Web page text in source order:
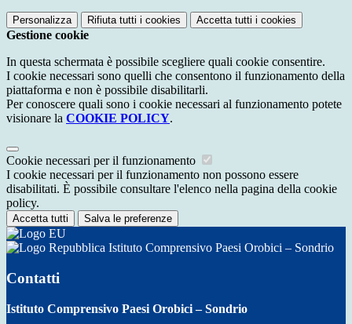
Personalizza Rifiuta tutti i cookies Accetta tutti i cookies
Gestione cookie
In questa schermata è possibile scegliere quali cookie consentire.
I cookie necessari sono quelli che consentono il funzionamento della
piattaforma e non è possibile disabilitarli.
Per conoscere quali sono i cookie necessari al funzionamento potete
visionare la COOKIE POLICY.
Cookie necessari per il funzionamento
I cookie necessari per il funzionamento non possono essere
disabilitati. È possibile consultare l'elenco nella pagina della cookie
policy.
Accetta tutti Salva le preferenze
Istituto Comprensivo Paesi Orobici – Sondrio
Contatti
Istituto Comprensivo Paesi Orobici – Sondrio